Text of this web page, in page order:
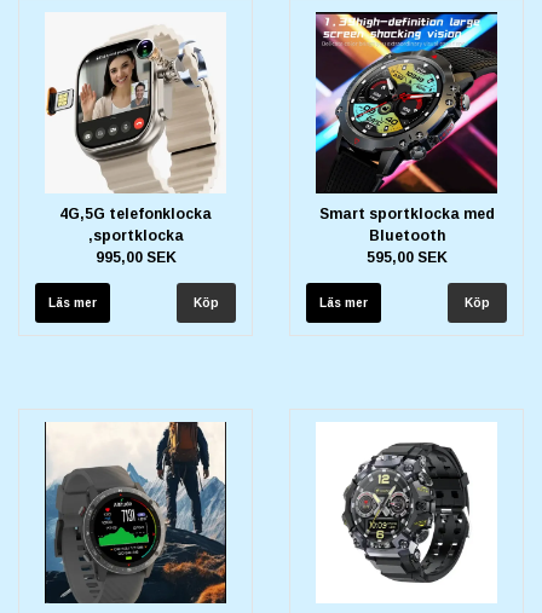
4G,5G telefonklocka
,sportklocka
995,00 SEK
Läs mer
Smart sportklocka med
Bluetooth
595,00 SEK
Läs mer